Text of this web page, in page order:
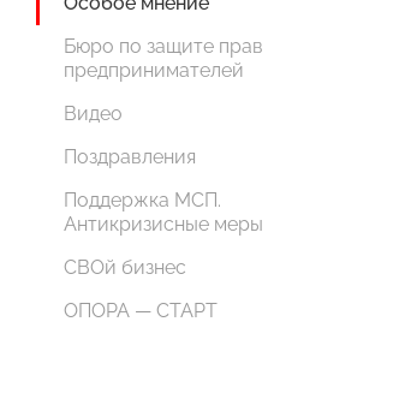
Бюро по защите прав
предпринимателей
Видео
Поздравления
Поддержка МСП.
Антикризисные меры
СВОй бизнес
ОПОРА — СТАРТ